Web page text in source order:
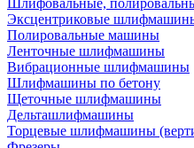
Шлифовальные,
Эксцентриковые
Полировальные машины
Ленточные шлифмашины
Вибрационные шлифмашины
Шлифмашины по бетону
Щеточные шлифмашины
Дельташлифмашины
Торцевые шлифмашины